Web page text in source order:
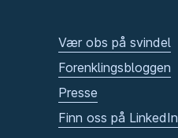
Vær obs på svindel
Forenklingsbloggen
Presse
Finn oss på LinkedIn